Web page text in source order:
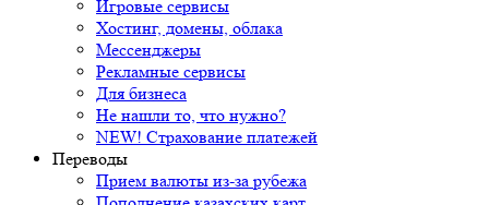
Игровые сервисы
Хостинг, домены, облака
Мессенджеры
Рекламные сервисы
Для бизнеса
Не нашли то, что нужно?
NEW! Страхование платежей
Переводы
Прием валюты из-за рубежа